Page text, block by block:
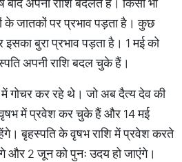
अपनी राशि बदलते हैं। किसी भी
के जातकों पर प्रभाव पड़ता है। कुछ
इसका बुरा प्रभाव पड़ता है। 1 मई को
अपनी राशि बदल चुके हैं।
गोचर कर रहे थे। जो अब दैत्य देव की
वृषभ में प्रवेश कर चुके हैं और 14 मई
बृहस्पति के वृषभ राशि में प्रवेश करते
और 2 जून को पुनः उदय हो जाएंगे।